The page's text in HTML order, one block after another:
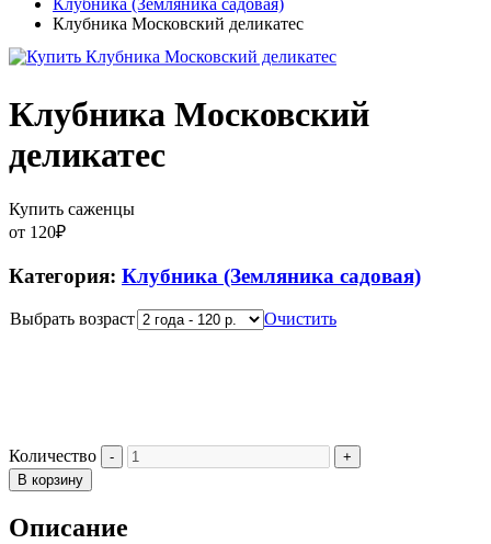
Клубника (Земляника садовая)
Клубника Московский деликатес
Клубника Московский
деликатес
Купить саженцы
от 120₽
Категория: Клубника (Земляника садовая)
Выбрать возраст Очистить
Количество
В корзину
Описание